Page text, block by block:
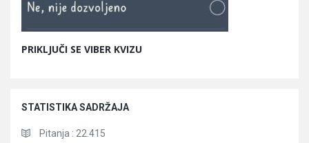
PRIKLJUČI SE VIBER KVIZU
STATISTIKA SADRŽAJA
Pitanja : 22.415